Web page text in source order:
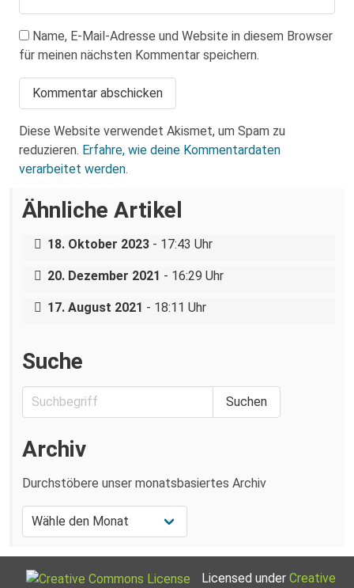
Name, E-Mail-Adresse und Website in diesem Browser
für meinen nächsten Kommentar speichern.
Diese Website verwendet Akismet, um Spam zu
reduzieren. Erfahre, wie deine Kommentardaten
verarbeitet werden.
Ähnliche Artikel
Neues Pirnaer Bündnis bietet AfD die
18. Oktober 2023 - 17:43 Uhr
20. Dezember 2021 - 16:29 Uhr
17. August 2021 - 18:11 Uhr
Suche
Archiv
Durchstöbere unser monatsbasiertes Archiv
Licensed under Creative